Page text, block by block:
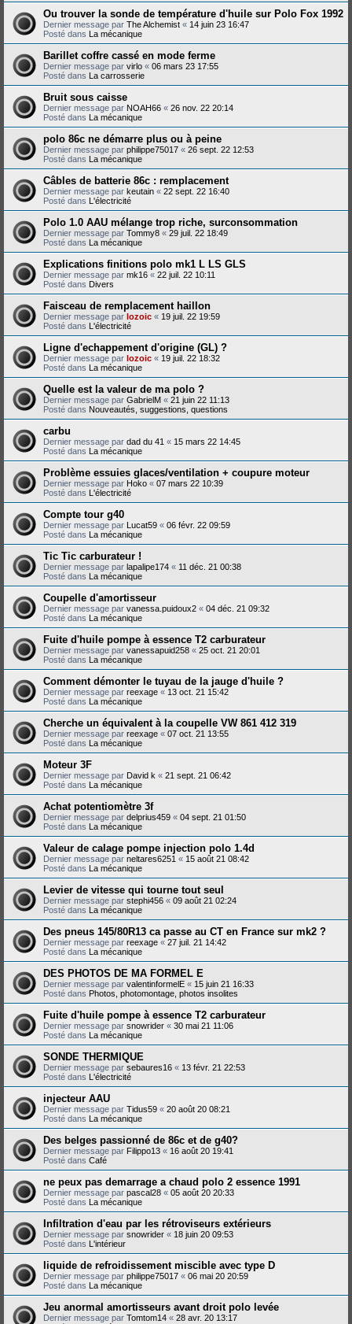
Ou trouver la sonde de température d'huile sur Polo Fox 1992
Dernier message par The Alchemist « 14 juin 23 16:47
Posté dans La mécanique
Barillet coffre cassé en mode ferme
Dernier message par virlo « 06 mars 23 17:55
Posté dans La carrosserie
Bruit sous caisse
Dernier message par NOAH66 « 26 nov. 22 20:14
Posté dans La mécanique
polo 86c ne démarre plus ou à peine
Dernier message par philippe75017 « 26 sept. 22 12:53
Posté dans La mécanique
Câbles de batterie 86c : remplacement
Dernier message par keutain « 22 sept. 22 16:40
Posté dans L'électricité
Polo 1.0 AAU mélange trop riche, surconsommation
Dernier message par Tommy8 « 29 juil. 22 18:49
Posté dans La mécanique
Explications finitions polo mk1 L LS GLS
Dernier message par mk16 « 22 juil. 22 10:11
Posté dans Divers
Faisceau de remplacement haillon
Dernier message par lozoic « 19 juil. 22 19:59
Posté dans L'électricité
Ligne d'echappement d'origine (GL) ?
Dernier message par lozoic « 19 juil. 22 18:32
Posté dans La mécanique
Quelle est la valeur de ma polo ?
Dernier message par GabrielM « 21 juin 22 11:13
Posté dans Nouveautés, suggestions, questions
carbu
Dernier message par dad du 41 « 15 mars 22 14:45
Posté dans La mécanique
Problème essuies glaces/ventilation + coupure moteur
Dernier message par Hoko « 07 mars 22 10:39
Posté dans L'électricité
Compte tour g40
Dernier message par Lucat59 « 06 févr. 22 09:59
Posté dans La mécanique
Tic Tic carburateur !
Dernier message par lapalipe174 « 11 déc. 21 00:38
Posté dans La mécanique
Coupelle d'amortisseur
Dernier message par vanessa.puidoux2 « 04 déc. 21 09:32
Posté dans La mécanique
Fuite d'huile pompe à essence T2 carburateur
Dernier message par vanessapuid258 « 25 oct. 21 20:01
Posté dans La mécanique
Comment démonter le tuyau de la jauge d'huile ?
Dernier message par reexage « 13 oct. 21 15:42
Posté dans La mécanique
Cherche un équivalent à la coupelle VW 861 412 319
Dernier message par reexage « 07 oct. 21 13:55
Posté dans La mécanique
Moteur 3F
Dernier message par David k « 21 sept. 21 06:42
Posté dans La mécanique
Achat potentiomètre 3f
Dernier message par delprius459 « 04 sept. 21 01:50
Posté dans La mécanique
Valeur de calage pompe injection polo 1.4d
Dernier message par neltares6251 « 15 août 21 08:42
Posté dans La mécanique
Levier de vitesse qui tourne tout seul
Dernier message par stephi456 « 09 août 21 02:24
Posté dans La mécanique
Des pneus 145/80R13 ca passe au CT en France sur mk2 ?
Dernier message par reexage « 27 juil. 21 14:42
Posté dans La mécanique
DES PHOTOS DE MA FORMEL E
Dernier message par valentinformelE « 15 juin 21 16:33
Posté dans Photos, photomontage, photos insolites
Fuite d'huile pompe à essence T2 carburateur
Dernier message par snowrider « 30 mai 21 11:06
Posté dans La mécanique
SONDE THERMIQUE
Dernier message par sebaures16 « 13 févr. 21 22:53
Posté dans L'électricité
injecteur AAU
Dernier message par Tidus59 « 20 août 20 08:21
Posté dans La mécanique
Des belges passionné de 86c et de g40?
Dernier message par Filippo13 « 16 août 20 19:41
Posté dans Café
ne peux pas demarrage a chaud polo 2 essence 1991
Dernier message par pascal28 « 05 août 20 20:33
Posté dans La mécanique
Infiltration d'eau par les rétroviseurs extérieurs
Dernier message par snowrider « 18 juin 20 09:53
Posté dans L'intérieur
liquide de refroidissement miscible avec type D
Dernier message par philippe75017 « 06 mai 20 20:59
Posté dans La mécanique
Jeu anormal amortisseurs avant droit polo levée
Dernier message par Tomtom14 « 28 avr. 20 13:17